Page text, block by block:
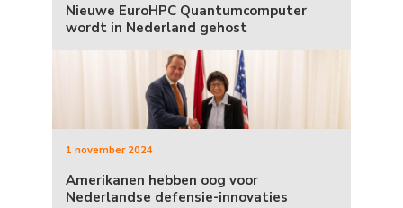
Nieuwe EuroHPC Quantumcomputer
wordt in Nederland gehost
1 november 2024
Amerikanen hebben oog voor
Nederlandse defensie-innovaties